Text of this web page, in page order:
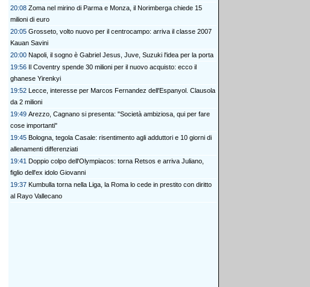
20:08 Zoma nel mirino di Parma e Monza, il Norimberga chiede 15
milioni di euro
20:05 Grosseto, volto nuovo per il centrocampo: arriva il classe 2007
Kauan Savini
20:00 Napoli, il sogno è Gabriel Jesus, Juve, Suzuki l'idea per la porta
19:56 Il Coventry spende 30 milioni per il nuovo acquisto: ecco il
ghanese Yirenkyi
19:52 Lecce, interesse per Marcos Fernandez dell'Espanyol. Clausola
da 2 milioni
19:49 Arezzo, Cagnano si presenta: "Società ambiziosa, qui per fare
cose importanti"
19:45 Bologna, tegola Casale: risentimento agli adduttori e 10 giorni di
allenamenti differenziati
19:41 Doppio colpo dell'Olympiacos: torna Retsos e arriva Juliano,
figlio dell'ex idolo Giovanni
19:37 Kumbulla torna nella Liga, la Roma lo cede in prestito con diritto
al Rayo Vallecano